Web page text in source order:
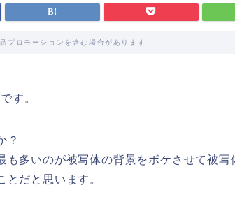
プロモーションを含む場合があります
す。
？
多いのが被写体の背景をボケさせて被写
だと思います。